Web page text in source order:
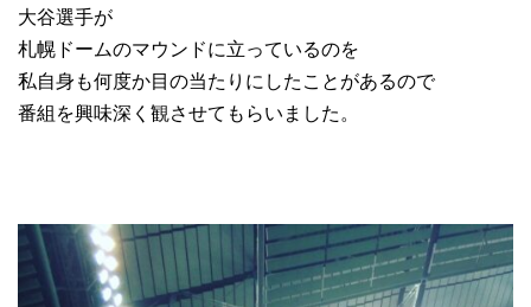
大谷選手が
札幌ドームのマウンドに立っているのを
私自身も何度か目の当たりにしたことがあるので
番組を興味深く観させてもらいました。